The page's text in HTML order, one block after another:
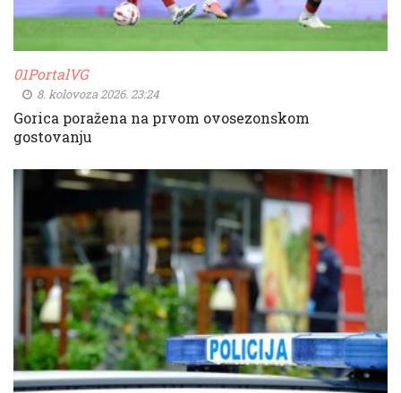
01PortalVG
8. kolovoza 2026. 23:24
Gorica poražena na prvom ovosezonskom
gostovanju